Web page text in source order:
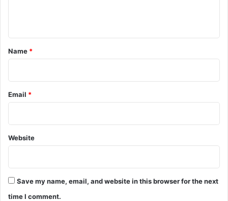
*
Name *
Email *
Website
Save my name, email, and website in this browser for the next
time I comment.